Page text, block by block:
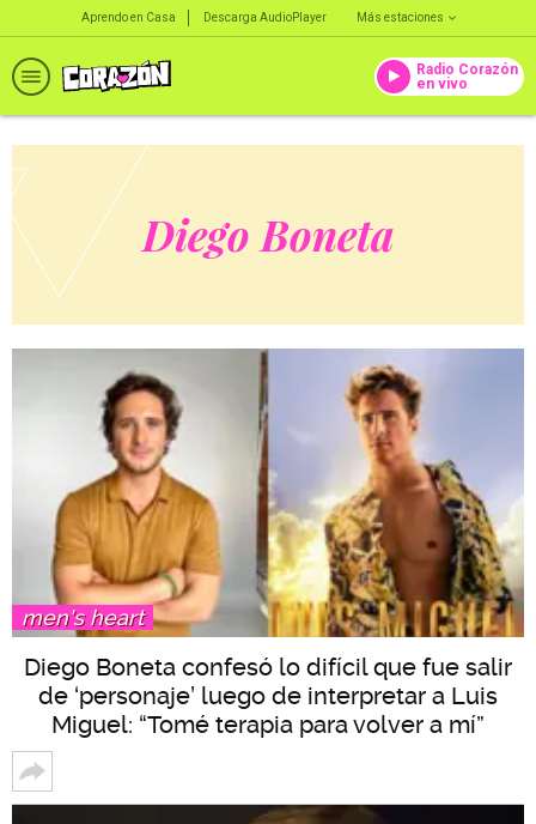
Aprendo en Casa Descarga AudioPlayer Más estaciones
Radio Corazón
en vivo
Diego Boneta
men's heart
Diego Boneta confesó lo difícil que fue salir
de ‘personaje’ luego de interpretar a Luis
Miguel: “Tomé terapia para volver a mí”